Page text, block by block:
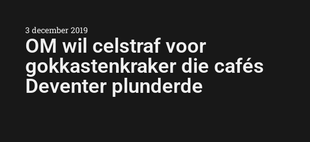
3 december 2019
OM wil celstraf voor
gokkastenkraker die cafés
Deventer plunderde